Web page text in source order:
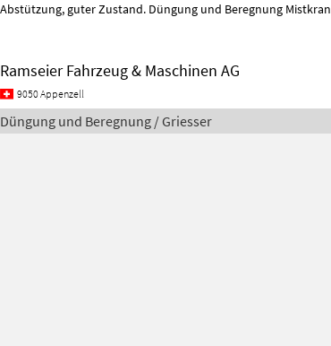
Abstützung, guter Zustand. Düngung und Beregnung Mistkran
Ramseier Fahrzeug & Maschinen AG
9050 Appenzell
Düngung und Beregnung / Griesser